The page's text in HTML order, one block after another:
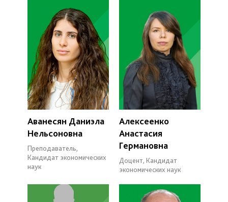
Аванесян Даниэла
Нельсоновна
Преподаватель,
Кандидат экономических
наук
Алексеенко
Анастасия
Германовна
Доцент, Кандидат
экономических наук